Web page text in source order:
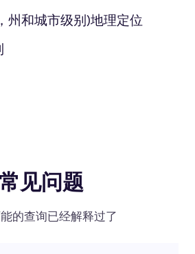
州和城市级别)地理定位
常见问题
的查询已经解释过了